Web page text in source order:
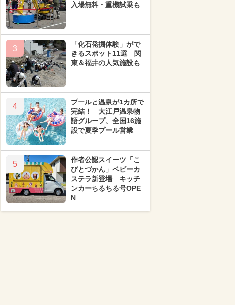
入場無料・重機試乗も
3
「化石発掘体験」がで
きるスポット11選 関
東＆福井の人気施設も
4
プールと温泉が1カ所で
完結！ 大江戸温泉物
語グループ、全国16施
設で夏季プール営業
5
作者公認スイーツ「こ
びとづかん」ベビーカ
ステラ新登場 キッチ
ンカーちるちる号OPE
N